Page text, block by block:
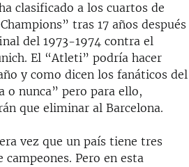
clasificado a los cuartos de
tras 17 años después
del 1973-1974 contra el
El “Atleti” podría hacer
y como dicen los fanáticos del
o nunca” pero para ello,
que eliminar al Barcelona.
vez que un país tiene tres
Pero en esta